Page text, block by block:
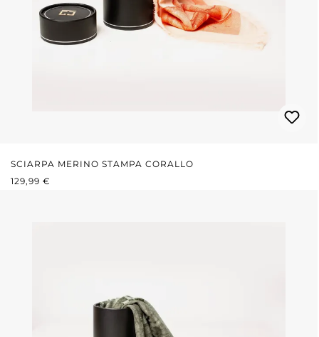
SCIARPA MERINO STAMPA CORALLO
PREZZO NORMALE:
129,99 €